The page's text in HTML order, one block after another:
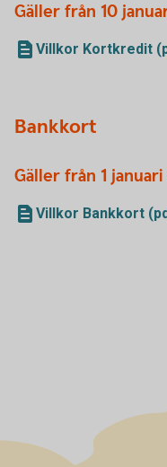
Gäller från 10
Villkor Kortkredit
Bankkort
Gäller från 1
Villkor Bankkort